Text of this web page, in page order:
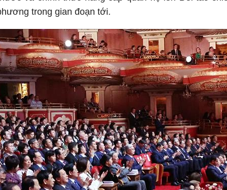
trong gian đoạn tới.